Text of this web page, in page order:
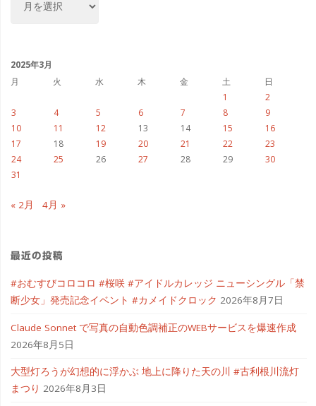
ブ
2025年3月
月
火 水 木 金 土
日
1
2
3
4 5 6 7 8
9
10
11 12 13 14 15
16
17
18 19 20 21 22
23
24
25 26 27 28 29
30
31
« 2月 4月 »
最近の投稿
#おむすびコロコロ #桜咲 #アイドルカレッジ ニューシングル「禁
断少女」発売記念イベント #カメイドクロック 2026年8月7日
Claude Sonnet で写真の自動色調補正のWEBサービスを爆速作成
2026年8月5日
大型灯ろうが幻想的に浮かぶ 地上に降りた天の川 #古利根川流灯
まつり 2026年8月3日